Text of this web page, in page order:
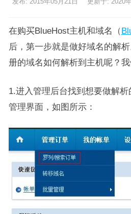
在购买BlueHost主机和域名（
后，第一步就是做好域名的解
册的域名如何解析到主机呢？我
1.进入管理后台找到想要做解
管理界面，如图所示：